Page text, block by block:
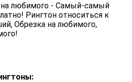
на любимого - Самый-самый
Рингтон относиться к
Обрезка на любимого,